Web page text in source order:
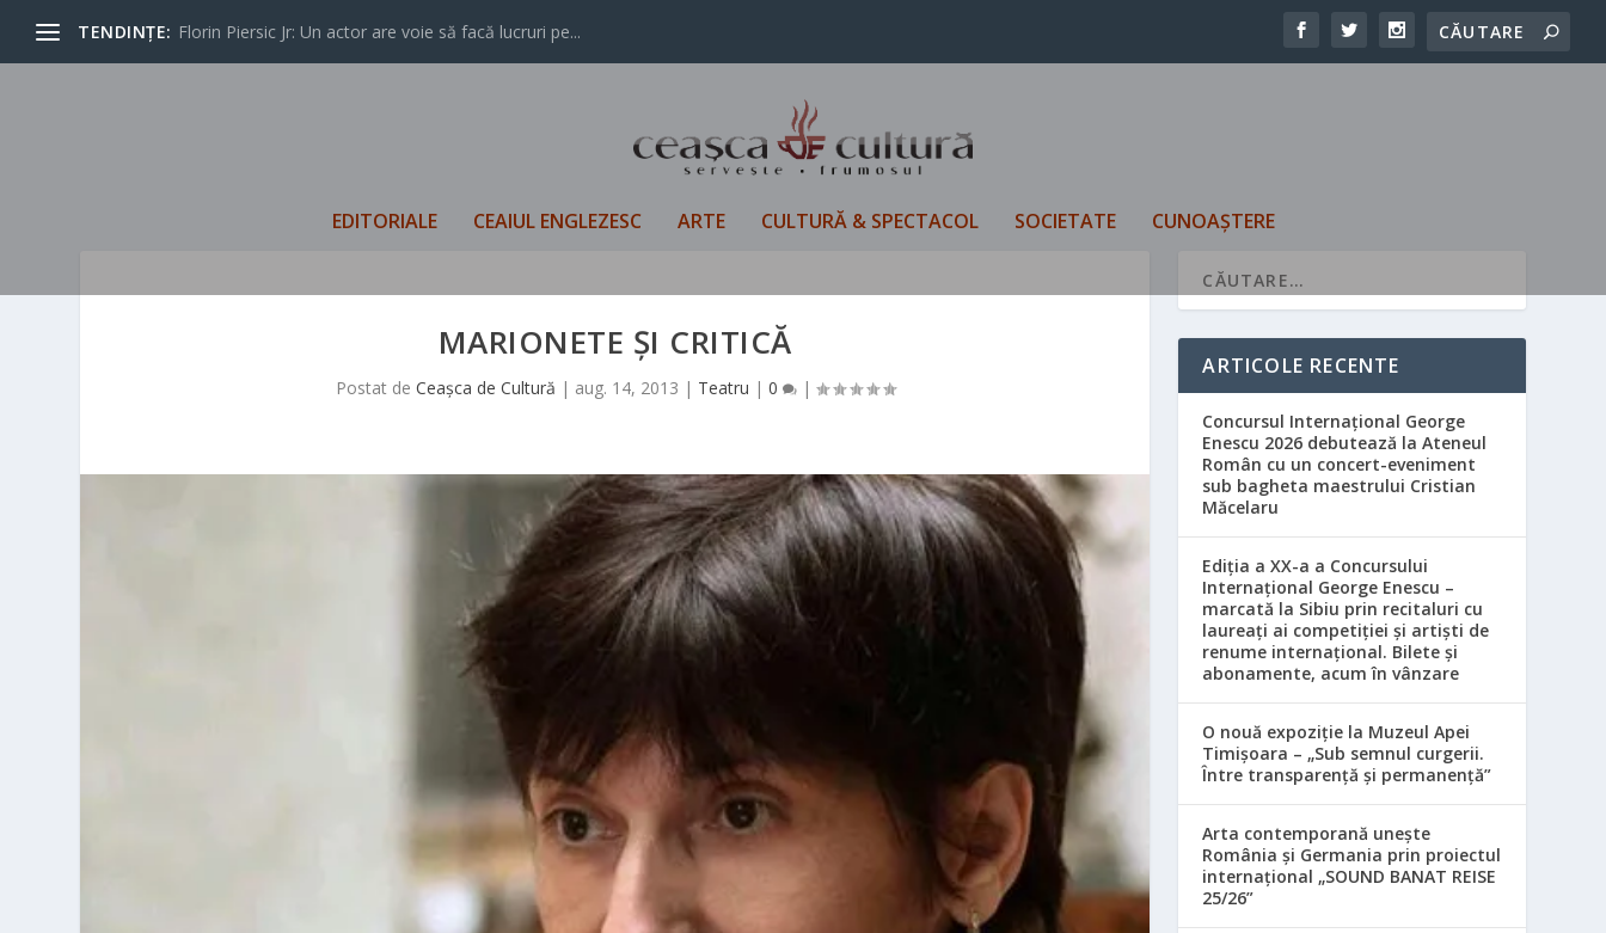
TENDINȚE: Florin Piersic Jr: Un actor are voie să facă lucruri pe...
EDITORIALE CEAIUL ENGLEZESC ARTE CULTURĂ & SPECTACOL SOCIETATE CUNOAȘTERE
MARIONETE ȘI CRITICĂ
Postat de Ceașca de Cultură | aug. 14, 2013 | Teatru | 0 |
ARTICOLE RECENTE
Concursul Internațional George
Enescu 2026 debutează la Ateneul
Român cu un concert-eveniment
sub bagheta maestrului Cristian
Măcelaru
Ediția a XX-a a Concursului
Internațional George Enescu –
marcată la Sibiu prin recitaluri cu
laureați ai competiției și artiști de
renume internațional. Bilete și
abonamente, acum în vânzare
O nouă expoziție la Muzeul Apei
Timișoara – „Sub semnul curgerii.
Între transparență și permanență”
Arta contemporană unește
România și Germania prin proiectul
internațional „SOUND BANAT REISE
25/26”